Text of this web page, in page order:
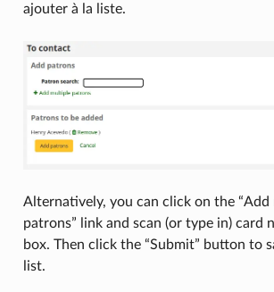
ajouter à la liste.
Alternatively, you can click on the
patrons” link and scan (or type in) card
box. Then click the “Submit” button to
list.